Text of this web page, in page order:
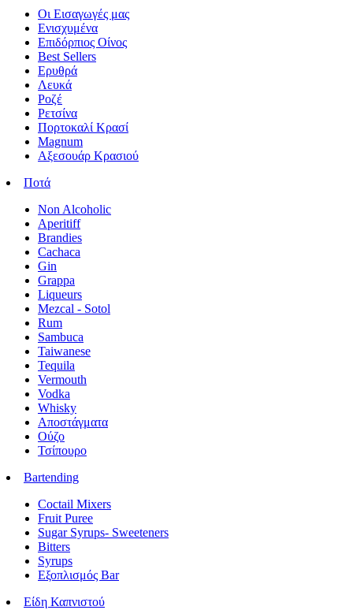
Οι Εισαγωγές μας
Ενισχυμένα
Επιδόρπιος Οίνος
Best Sellers
Ερυθρά
Λευκά
Ροζέ
Ρετσίνα
Πορτοκαλί Κρασί
Magnum
Αξεσουάρ Κρασιού
Ποτά
Non Alcoholic
Aperitiff
Brandies
Cachaca
Gin
Grappa
Liqueurs
Mezcal - Sotol
Rum
Sambuca
Taiwanese
Tequila
Vermouth
Vodka
Whisky
Αποστάγματα
Ούζο
Τσίπουρο
Bartending
Coctail Mixers
Fruit Puree
Sugar Syrups- Sweeteners
Bitters
Syrups
Εξοπλισμός Bar
Είδη Καπνιστού